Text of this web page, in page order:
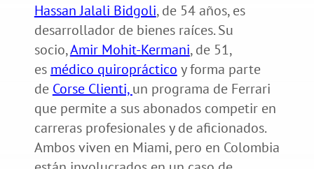
Hassan Jalali Bidgoli, de 54 años, es
desarrollador de bienes raíces. Su
socio,Amir Mohit-Kermani, de 51,
es médico quiropráctico y forma parte
de Corse Clienti,un programa de Ferrari
que permite a sus abonados competir en
carreras profesionales y de aficionados.
Ambos viven en Miami, pero en Colombia